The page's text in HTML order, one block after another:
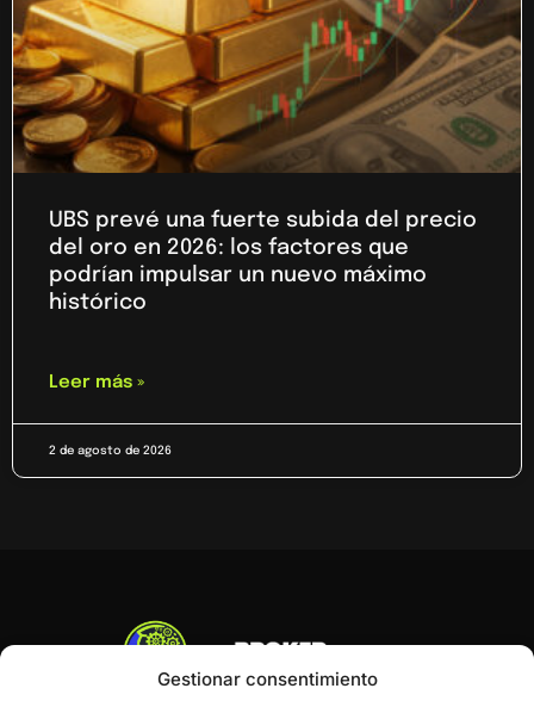
Gestionar consentimiento
UBS prevé una fuerte subida del precio
del oro en 2026: los factores que
podrían impulsar un nuevo máximo
histórico
Leer más »
2 de agosto de 2026